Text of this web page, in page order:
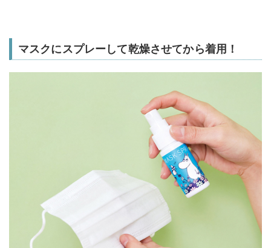
マスクにスプレーして乾燥させてから着用！